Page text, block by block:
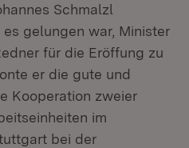
Schmalzl
gelungen war, Minister
für die Eröffung zu
er die gute und
Kooperation zweier
im
bei der